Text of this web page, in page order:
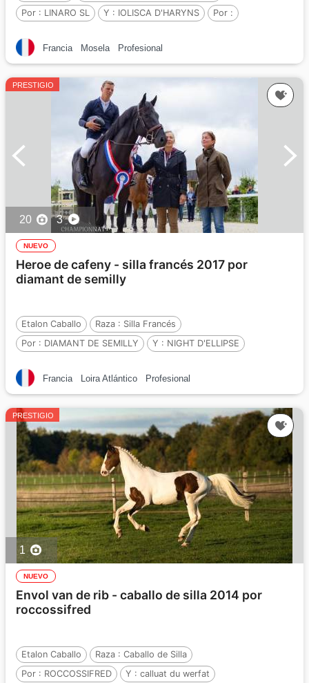
Por : LINARO SL Y : IOLISCA D'HARYNS Por :
Francia Mosela Profesional
PRESTIGIO
20 3
NUEVO
Heroe de cafeny - silla francés 2017 por
diamant de semilly
Etalon Caballo Raza : Silla Francés
Por : DIAMANT DE SEMILLY Y : NIGHT D'ELLIPSE
Francia
Loira Atlántico Profesional
PRESTIGIO
1
NUEVO
Envol van de rib - caballo de silla 2014 por
roccossifred
Etalon Caballo Raza : Caballo de Silla
Por : ROCCOSSIFRED Y : calluat du werfat